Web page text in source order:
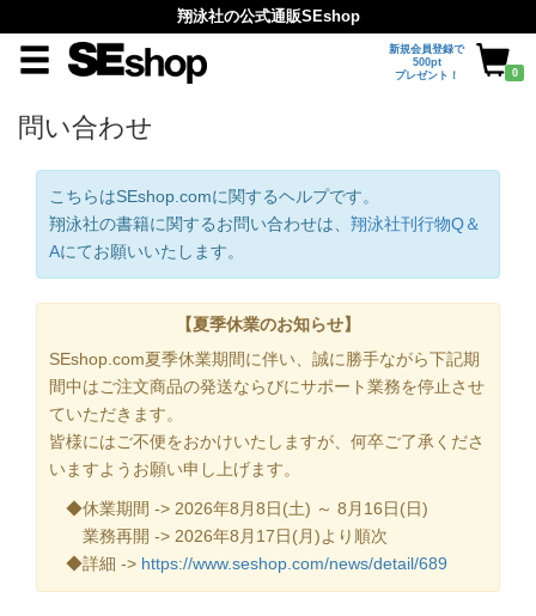
翔泳社の公式通販SEshop
新規会員登録で
500pt
プレゼント！
0
問い合わせ
こちらはSEshop.comに関するヘルプです。
翔泳社の書籍に関するお問い合わせは、 翔泳社刊行物Q＆
Aにてお願いいたします。
【夏季休業のお知らせ】
SEshop.com夏季休業期間に伴い、誠に勝手ながら下記期
間中はご注文商品の発送ならびにサポート業務を停止させ
ていただきます。
皆様にはご不便をおかけいたしますが、何卒ご了承くださ
いますようお願い申し上げます。
◆休業期間 -> 2026年8月8日(土) ～ 8月16日(日)
業務再開 -> 2026年8月17日(月)より順次
◆詳細 -> https://www.seshop.com/news/detail/689